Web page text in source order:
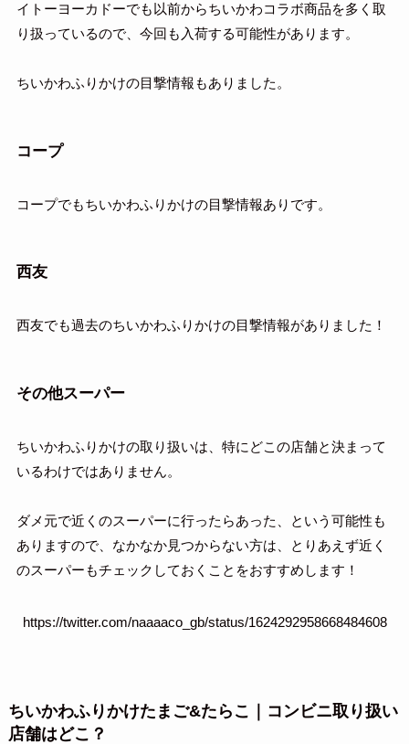
イトーヨーカドーでも以前からちいかわコラボ商品を多く取
り扱っているので、今回も入荷する可能性があります。
ちいかわふりかけの目撃情報もありました。
コープ
コープでもちいかわふりかけの目撃情報ありです。
西友
西友でも過去のちいかわふりかけの目撃情報がありました！
その他スーパー
ちいかわふりかけの取り扱いは、特にどこの店舗と決まって
いるわけではありません。
ダメ元で近くのスーパーに行ったらあった、という可能性も
ありますので、なかなか見つからない方は、とりあえず近く
のスーパーもチェックしておくことをおすすめします！
https://twitter.com/naaaaco_gb/status/1624292958668484608
ちいかわふりかけたまご&たらこ｜コンビニ取り扱い
店舗はどこ？